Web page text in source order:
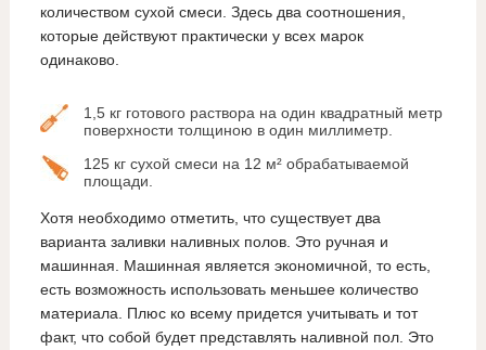
количеством сухой смеси. Здесь два соотношения,
которые действуют практически у всех марок
одинаково.
1,5 кг готового раствора на один квадратный метр
поверхности толщиною в один миллиметр.
125 кг сухой смеси на 12 м² обрабатываемой
площади.
Хотя необходимо отметить, что существует два
варианта заливки наливных полов. Это ручная и
машинная. Машинная является экономичной, то есть,
есть возможность использовать меньшее количество
материала. Плюс ко всему придется учитывать и тот
факт, что собой будет представлять наливной пол. Это